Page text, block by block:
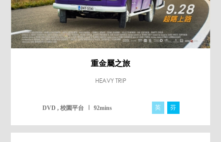
重金屬之旅
HEAVY TRIP
DVD , 校園平台 92mins 英 芬